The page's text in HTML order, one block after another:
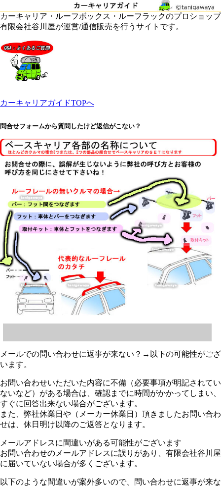
カーキャリア・ルーフボックス・ルーフラックのプロショップ
有限会社谷川屋が運営/通信販売を行うサイトです。
カーキャリアガイドTOPへ
問合せフォームから質問したけど返信がこない？
メールでの問い合わせに返事が来ない？→以下の可能性がござ
います。
お問い合わせいただいた内容に不備（必要事項が明記されてい
ないなど）がある場合は、確認までに時間がかかってしまい、
すぐに回答出来ない場合がございます。
また、弊社休業日や（メーカー休業日）頂きましたお問い合わ
せは、休日明け以降のご返答となります。
メールアドレスに間違いがある可能性がございます
お問い合わせのメールアドレスに誤りがあり、有限会社谷川屋
に届いていない場合が多くございます。
以下のような間違いが案外多いので、問い合わせに返事が来な